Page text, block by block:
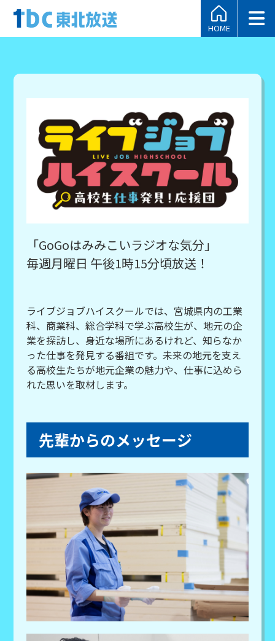
HOME
「GoGoはみみこいラジオな気分」
毎週月曜日 午後1時15分頃放送！
ライブジョブハイスクールでは、宮城県内の工業
科、商業科、総合学科で学ぶ高校生が、地元の企
業を探訪し、身近な場所にあるけれど、知らなか
った仕事を発見する番組です。未来の地元を支え
る高校生たちが地元企業の魅力や、仕事に込めら
れた思いを取材します。
先輩からのメッセージ